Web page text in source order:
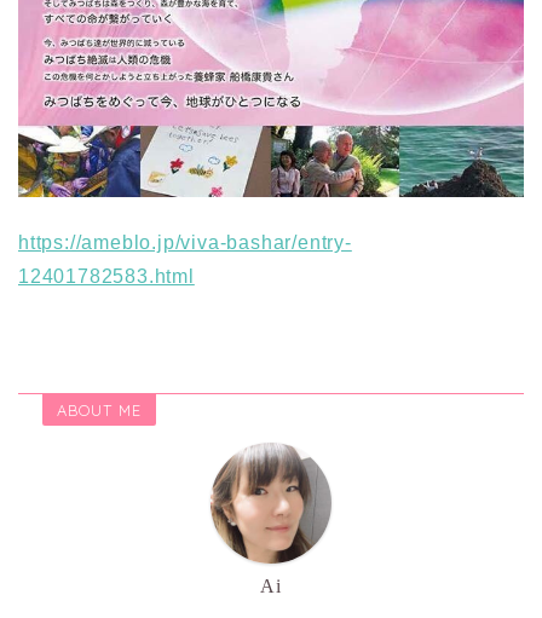
https://ameblo.jp/viva-bashar/entry-
12401782583.html
ABOUT ME
Ai